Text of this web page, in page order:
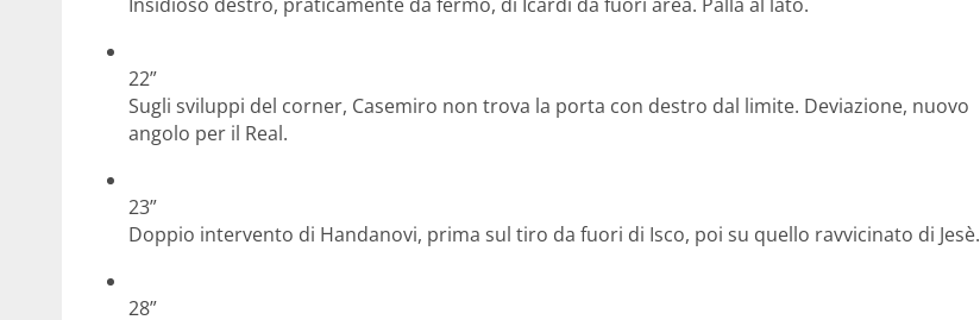
22”
Sugli sviluppi del corner, Casemiro non trova la porta con destro dal limite. Deviazione, nuovo
angolo per il Real.
23”
Doppio intervento di Handanovi, prima sul tiro da fuori di Isco, poi su quello ravvicinato di Jesè.
28”